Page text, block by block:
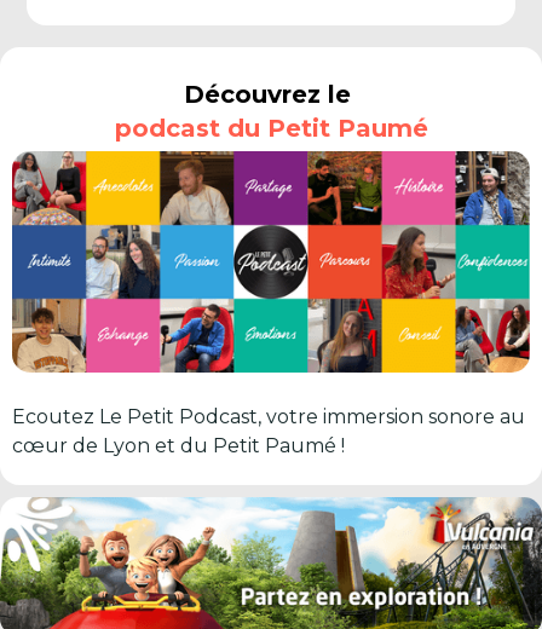
Découvrez le
podcast du Petit Paumé
Ecoutez Le Petit Podcast, votre immersion sonore au
cœur de Lyon et du Petit Paumé !